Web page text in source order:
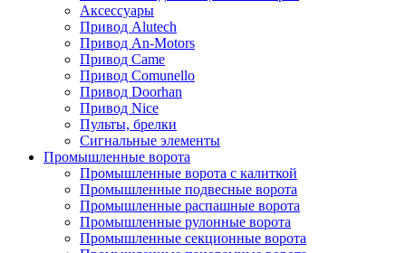
Аксессуары
Привод Alutech
Привод An-Motors
Привод Came
Привод Comunello
Привод Doorhan
Привод Nice
Пульты, брелки
Сигнальные элементы
Промышленные ворота
Промышленные ворота с калиткой
Промышленные подвесные ворота
Промышленные распашные ворота
Промышленные рулонные ворота
Промышленные секционные ворота